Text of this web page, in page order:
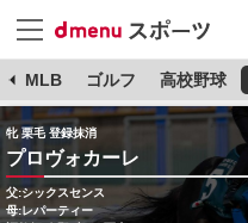
MLB ゴルフ 高校野球
牝 栗毛 登録抹消
プロヴォカーレ
父:シックスセンス
母:レパーティー